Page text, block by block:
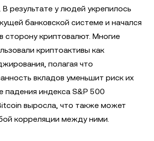
В результате у людей укрепилось
банковской системе и начался
сторону криптовалют. Многие
криптоактивы как
полагая что
вкладов уменьшит риск их
падения индекса S&P 500
выросла, что также может
корреляции между ними.